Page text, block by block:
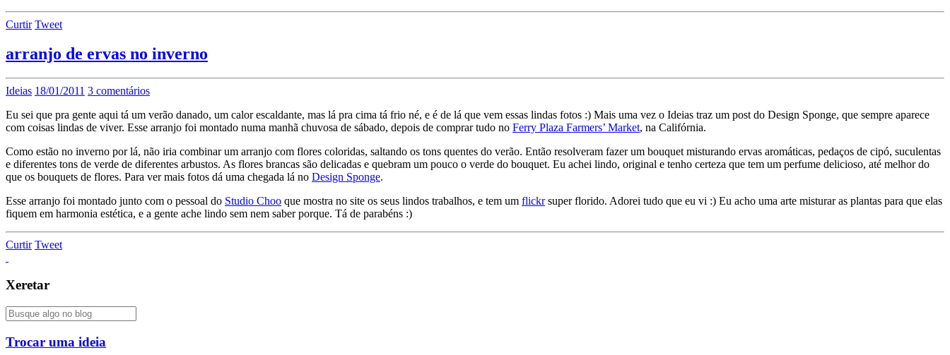
Curtir Tweet
arranjo de ervas no inverno
Ideias 18/01/2011 3 comentários
Eu sei que pra gente aqui tá um verão danado, um calor escaldante, mas lá pra cima tá frio né, e é de lá que vem essas lindas fotos :) Mais uma vez o Ideias traz um post do Design Sponge, que sempre aparece
com coisas lindas de viver. Esse arranjo foi montado numa manhã chuvosa de sábado, depois de comprar tudo no Ferry Plaza Farmers’ Market, na Califórnia.
Como estão no inverno por lá, não iria combinar um arranjo com flores coloridas, saltando os tons quentes do verão. Então resolveram fazer um bouquet misturando ervas aromáticas, pedaços de cipó, suculentas
e diferentes tons de verde de diferentes arbustos. As flores brancas são delicadas e quebram um pouco o verde do bouquet. Eu achei lindo, original e tenho certeza que tem um perfume delicioso, até melhor do
que os bouquets de flores. Para ver mais fotos dá uma chegada lá no Design Sponge.
Esse arranjo foi montado junto com o pessoal do Studio Choo que mostra no site os seus lindos trabalhos, e tem um flickrsuper florido. Adorei tudo que eu vi :) Eu acho uma arte misturar as plantas para que elas
fiquem em harmonia estética, e a gente ache lindo sem nem saber porque. Tá de parabéns :)
Curtir Tweet
Xeretar
Trocar uma ideia